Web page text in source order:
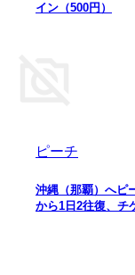
イン（500円）
ピーチ
沖縄（那覇）へピ
から1日2往復、チ